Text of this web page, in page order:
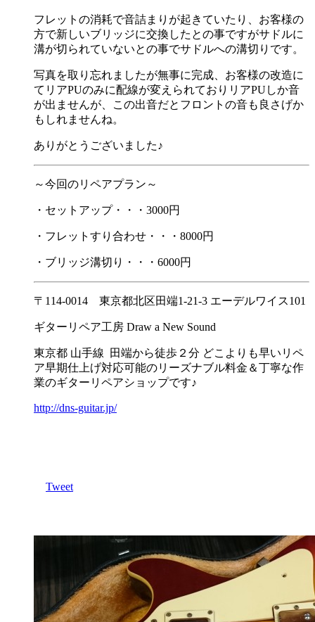
フレットの消耗で音詰まりが起きていたり、お客様の
方で新しいブリッジに交換したとの事ですがサドルに
溝が切られていないとの事でサドルへの溝切りです。
写真を取り忘れましたが無事に完成、お客様の改造に
てリアPUのみに配線が変えられておりリアPUしか音
が出ませんが、この出音だとフロントの音も良さげか
もしれませんね。
ありがとうございました♪
～今回のリペアプラン～
・セットアップ・・・3000円
・フレットすり合わせ・・・8000円
・ブリッジ溝切り・・・6000円
〒114-0014 東京都北区田端1-21-3 エーデルワイス101
ギターリペア工房 Draw a New Sound
東京都 山手線 田端から徒歩２分 どこよりも早いリペ
ア早期仕上げ対応可能のリーズナブル料金＆丁寧な作
業のギターリペアショップです♪
http://dns-guitar.jp/
Tweet